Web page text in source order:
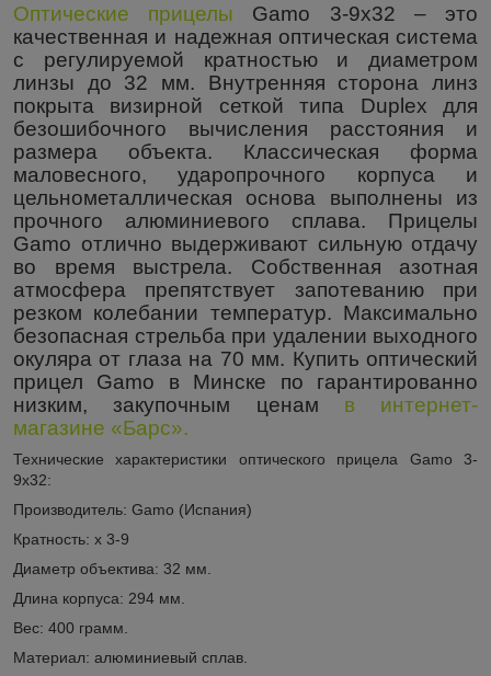
Оптические прицелы Gamo
3-9х32 – это
качественная и надежная оптическая система
с регулируемой кратностью и диаметром
линзы до 32 мм. Внутренняя сторона линз
покрыта визирной сеткой типа Duplex
для
безошибочного вычисления расстояния и
размера объекта. Классическая форма
маловесного, ударопрочного корпуса и
цельнометаллическая основа выполнены из
прочного алюминиевого сплава. Прицелы
Gamo отлично выдерживают сильную отдачу
во время выстрела. Собственная азотная
атмосфера препятствует запотеванию при
резком колебании температур. Максимально
безопасная стрельба при удалении выходного
окуляра от глаза на 70 мм. Купить оптический
прицел Gamo
в Минске по гарантированно
низким, закупочным ценам в интернет-
магазине «Барс».
Технические характеристики оптического прицела Gamo 3-
9х32:
Производитель: Gamo (Испания)
Кратность: х 3-9
Диаметр объектива: 32 мм.
Длина корпуса: 294 мм.
Вес: 400 грамм.
Материал: алюминиевый сплав.